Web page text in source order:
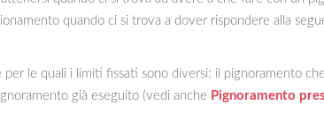
quando ci si trova a dover rispondere alla
le quali i limiti fissati sono diversi: il pignoramento
già eseguito (vedi anche Pignoramento